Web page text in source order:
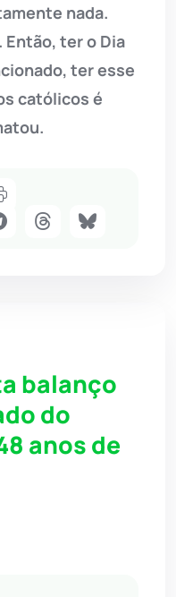
nada.
Então, ter o Dia
ter esse
católicos é
balanço
do
anos de